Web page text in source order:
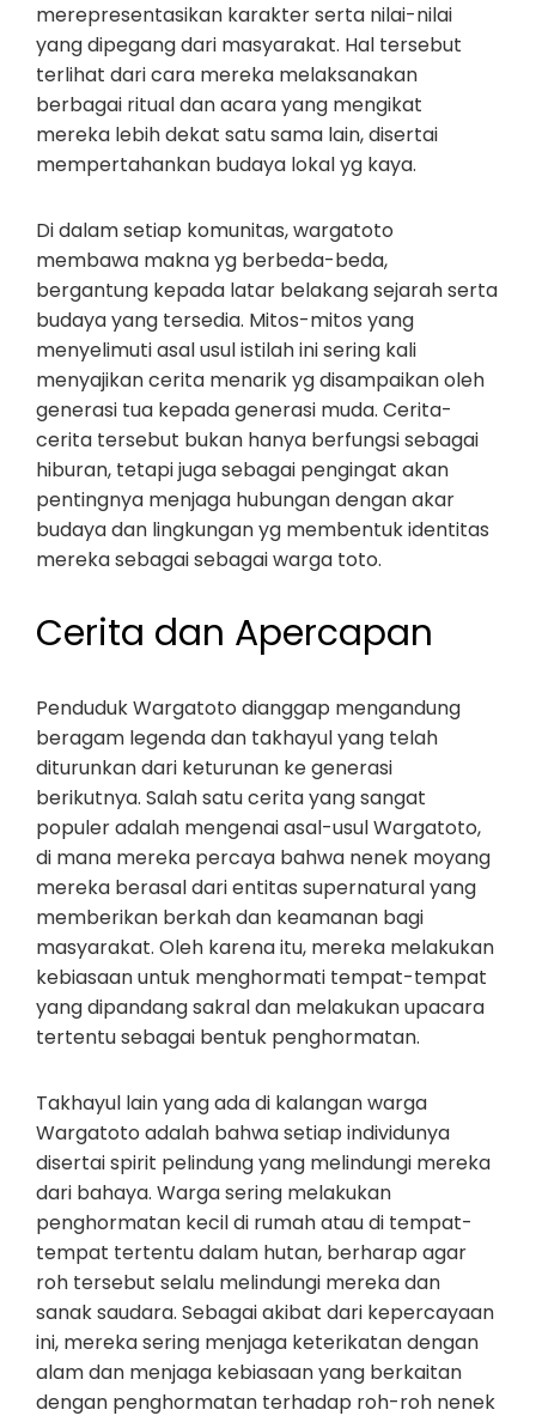
merepresentasikan karakter serta nilai-nilai
yang dipegang dari masyarakat. Hal tersebut
terlihat dari cara mereka melaksanakan
berbagai ritual dan acara yang mengikat
mereka lebih dekat satu sama lain, disertai
mempertahankan budaya lokal yg kaya.
Di dalam setiap komunitas, wargatoto
membawa makna yg berbeda-beda,
bergantung kepada latar belakang sejarah serta
budaya yang tersedia. Mitos-mitos yang
menyelimuti asal usul istilah ini sering kali
menyajikan cerita menarik yg disampaikan oleh
generasi tua kepada generasi muda. Cerita-
cerita tersebut bukan hanya berfungsi sebagai
hiburan, tetapi juga sebagai pengingat akan
pentingnya menjaga hubungan dengan akar
budaya dan lingkungan yg membentuk identitas
mereka sebagai sebagai warga toto.
Cerita dan Apercapan
Penduduk Wargatoto dianggap mengandung
beragam legenda dan takhayul yang telah
diturunkan dari keturunan ke generasi
berikutnya. Salah satu cerita yang sangat
populer adalah mengenai asal-usul Wargatoto,
di mana mereka percaya bahwa nenek moyang
mereka berasal dari entitas supernatural yang
memberikan berkah dan keamanan bagi
masyarakat. Oleh karena itu, mereka melakukan
kebiasaan untuk menghormati tempat-tempat
yang dipandang sakral dan melakukan upacara
tertentu sebagai bentuk penghormatan.
Takhayul lain yang ada di kalangan warga
Wargatoto adalah bahwa setiap individunya
disertai spirit pelindung yang melindungi mereka
dari bahaya. Warga sering melakukan
penghormatan kecil di rumah atau di tempat-
tempat tertentu dalam hutan, berharap agar
roh tersebut selalu melindungi mereka dan
sanak saudara. Sebagai akibat dari kepercayaan
ini, mereka sering menjaga keterikatan dengan
alam dan menjaga kebiasaan yang berkaitan
dengan penghormatan terhadap roh-roh nenek